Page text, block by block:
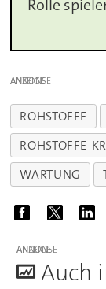
Rolle
ANZEIGE
ROHSTOFFE
ROHSTOFFE-
WARTUNG
ANZEIGE
Auch